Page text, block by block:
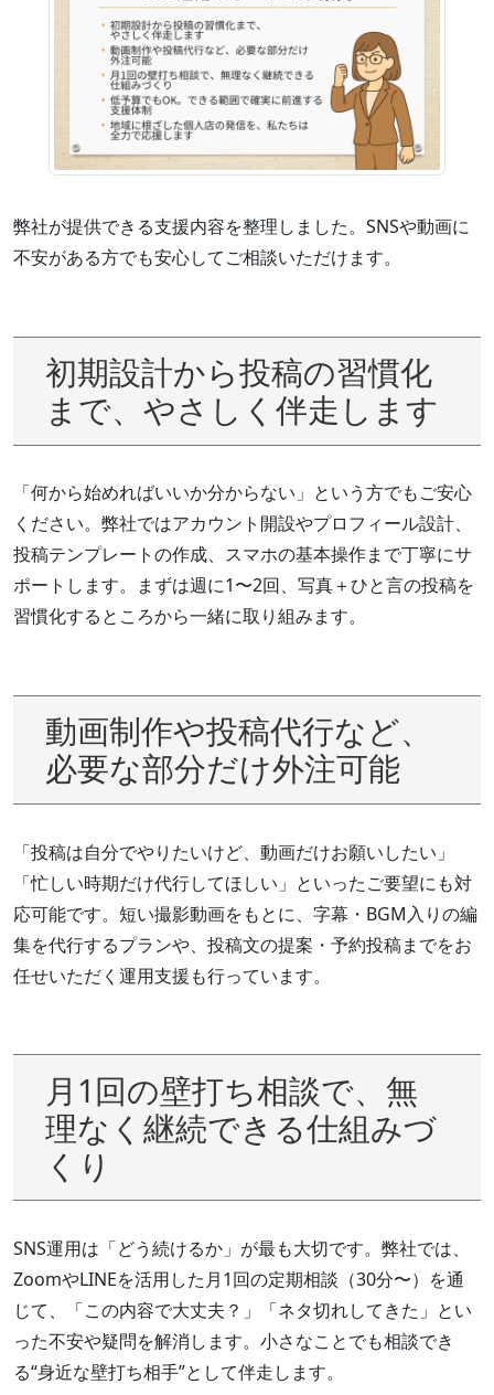
弊社が提供できる支援内容を整理しました。SNSや動画に
不安がある方でも安心してご相談いただけます。
初期設計から投稿の習慣化
まで、やさしく伴走します
「何から始めればいいか分からない」という方でもご安心
ください。弊社ではアカウント開設やプロフィール設計、
投稿テンプレートの作成、スマホの基本操作まで丁寧にサ
ポートします。まずは週に1〜2回、写真＋ひと言の投稿を
習慣化するところから一緒に取り組みます。
動画制作や投稿代行など、
必要な部分だけ外注可能
「投稿は自分でやりたいけど、動画だけお願いしたい」
「忙しい時期だけ代行してほしい」といったご要望にも対
応可能です。短い撮影動画をもとに、字幕・BGM入りの編
集を代行するプランや、投稿文の提案・予約投稿までをお
任せいただく運用支援も行っています。
月1回の壁打ち相談で、無
理なく継続できる仕組みづ
くり
SNS運用は「どう続けるか」が最も大切です。弊社では、
ZoomやLINEを活用した月1回の定期相談（30分〜）を通
じて、「この内容で大丈夫？」「ネタ切れしてきた」とい
った不安や疑問を解消します。小さなことでも相談でき
る“身近な壁打ち相手”として伴走します。